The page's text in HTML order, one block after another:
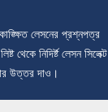
লেসনের প্রশ্নপত্র
থেকে নিদির্ষ্ট লেসন সিলেক্ট
উত্তর দাও।